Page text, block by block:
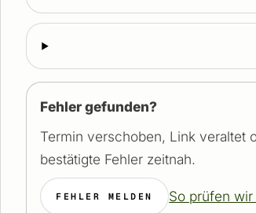
Fehler gefunden?
Termin verschoben, Link veraltet
bestätigte Fehler zeitnah.
FEHLER MELDEN So prüfen